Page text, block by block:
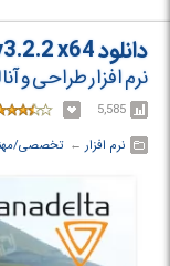
دانلود Anadelta Tessera Pro v3.2.2 x64
نرم افزار طراحی و
5,585
نرم افزار ← ‏تخصصی/